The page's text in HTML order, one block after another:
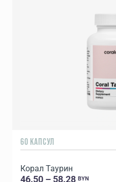
60 КАПСУЛ
Корал Таурин
46.50 – 58.28 BYN